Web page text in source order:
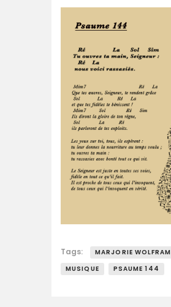
Tags:
MARJORIE WOLFRAM
MUSIQUE
PSAUME 144